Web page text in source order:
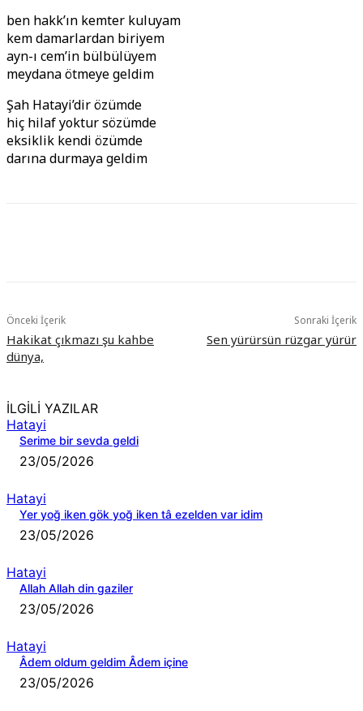
ben hakk’ın kemter kuluyam
kem damarlardan biriyem
ayn-ı cem’in bülbülüyem
meydana ötmeye geldim
Şah Hatayi’dir özümde
hiç hilaf yoktur sözümde
eksiklik kendi özümde
darına durmaya geldim
Önceki İçerik
Hakikat çıkmazı şu kahbe
dünya,
Sonraki İçerik
Sen yürürsün rüzgar yürür
İLGİLİ YAZILAR
Hatayi
Serime bir sevda geldi
23/05/2026
Hatayi
Yer yoğ iken gök yoğ iken tâ ezelden var idim
23/05/2026
Hatayi
Allah Allah din gaziler
23/05/2026
Hatayi
Âdem oldum geldim Âdem içine
23/05/2026